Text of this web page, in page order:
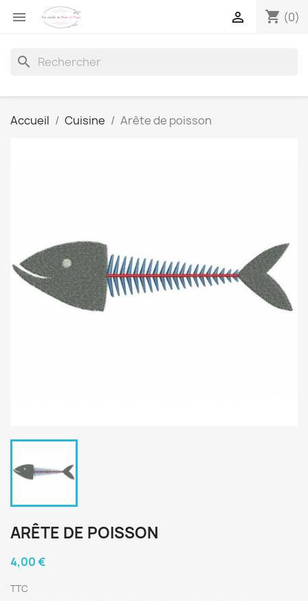
 shopping_cart (0)

search
Accueil Cuisine Arête de poisson
ARÊTE DE POISSON
4,00 €
TTC